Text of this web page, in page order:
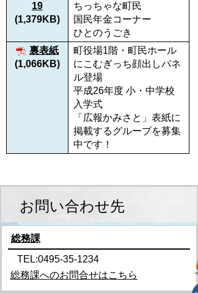
19
(1,379KB)
ちっちゃな町民
国民年金コーナー
ひとのうごき
裏表紙
(1,066KB)
町役場1階・町民ホール
にこむぎっち顔出しパネ
ル登場
平成26年度 小・中学校
入学式
「広報かみさと」表紙に
掲載するグループを募集
中です！
お問い合わせ先
総務課
TEL:0495-35-1234
総務課へのお問合せはこちら